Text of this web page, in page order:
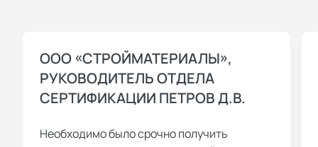
ООО «СТРОЙМАТЕРИАЛЫ»,
РУКОВОДИТЕЛЬ ОТДЕЛА
СЕРТИФИКАЦИИ ПЕТРОВ Д.В.
Необходимо было срочно получить